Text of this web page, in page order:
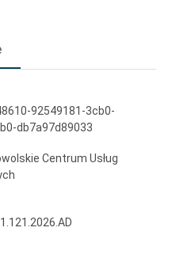
92549181-3cb0-
db7a97d89033
Centrum Usług